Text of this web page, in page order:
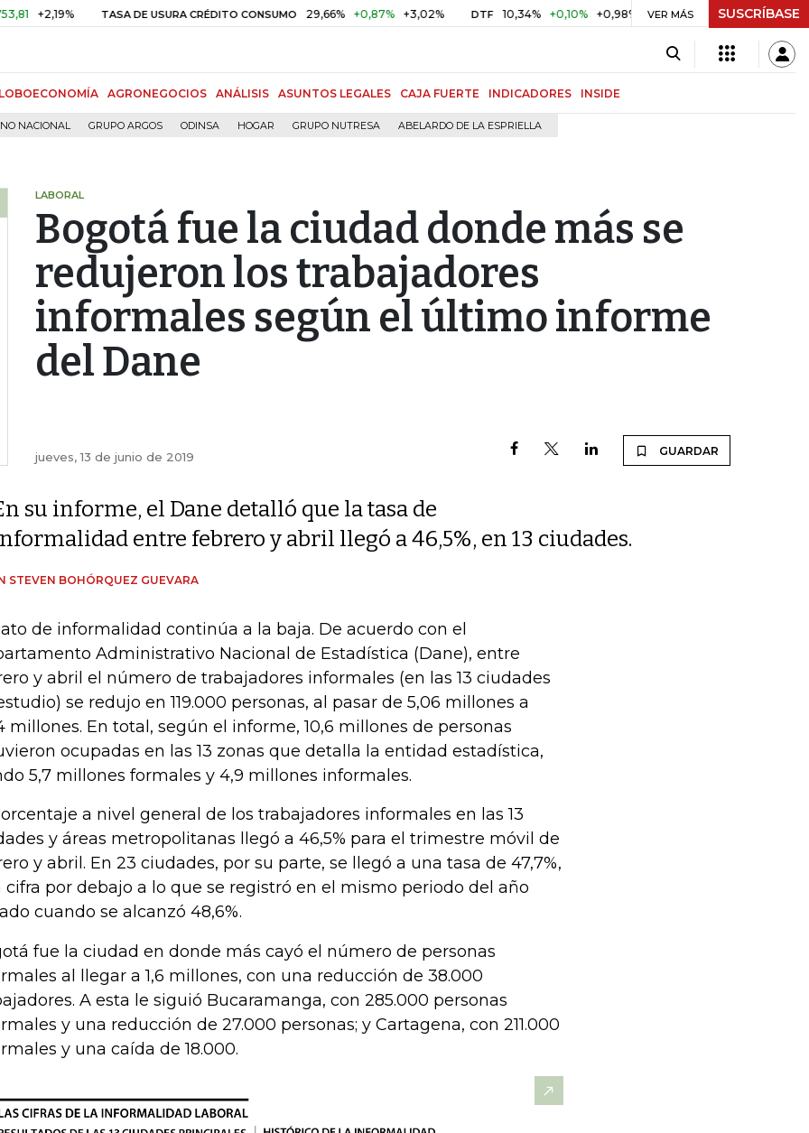
TASA DE USURA CRÉDITO CONSUMO 29,66% +0,87% +3,02% DTF 10,34% +0,10% +0,98% UVR $ 416,91 +$ 0,05 +0,01%
VER MÁS SUSCRÍBASE
AGRONEGOCIOS ANÁLISIS ASUNTOS LEGALES CAJA FUERTE INDICADORES INSIDE
NACIONAL GRUPO ARGOS ODINSA HOGAR GRUPO NUTRESA ABELARDO DE LA ESPRIELLA
LABORAL
Bogotá fue la ciudad donde más se
redujeron los trabajadores
informales según el último informe
del Dane
jueves, 13 de junio de 2019 GUARDAR
su informe, el Dane detalló que la tasa de
entre febrero y abril llegó a 46,5%, en 13 ciudades.
STEVEN BOHÓRQUEZ GUEVARA
de informalidad continúa a la baja. De acuerdo con el
Administrativo Nacional de Estadística (Dane), entre
y abril el número de trabajadores informales (en las 13 ciudades
se redujo en 119.000 personas, al pasar de 5,06 millones a
millones. En total, según el informe, 10,6 millones de personas
ocupadas en las 13 zonas que detalla la entidad estadística,
5,7 millones formales y 4,9 millones informales.
a nivel general de los trabajadores informales en las 13
y áreas metropolitanas llegó a 46,5% para el trimestre móvil de
y abril. En 23 ciudades, por su parte, se llegó a una tasa de 47,7%,
cifra por debajo a lo que se registró en el mismo periodo del año
cuando se alcanzó 48,6%.
fue la ciudad en donde más cayó el número de personas
al llegar a 1,6 millones, con una reducción de 38.000
A esta le siguió Bucaramanga, con 285.000 personas
y una reducción de 27.000 personas; y Cartagena, con 211.000
y una caída de 18.000.